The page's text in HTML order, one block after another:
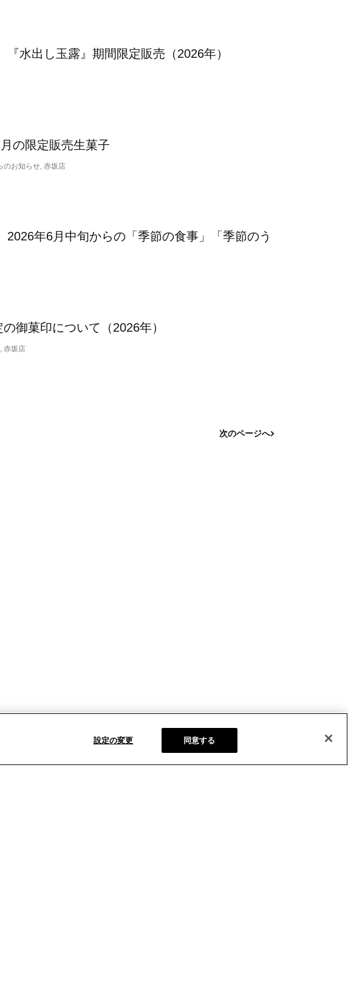
『水出し玉露』期間限定販売（2026年）
の限定販売生菓子
のお知らせ, 赤坂店
2026年6月中旬からの「季節の食事」「季節のう
の御菓印について（2026年）
赤坂店
次のページへ
設定の変更 同意する